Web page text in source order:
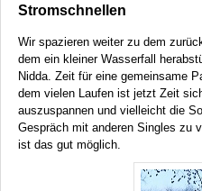
Stromschnellen
Wir spazieren weiter zu dem
dem ein kleiner Wasserfall
Nidda. Zeit für eine gemeinsame
dem vielen Laufen ist jetzt Zeit
auszuspannen und vielleicht die
Gespräch mit anderen Singles zu
ist das gut möglich.